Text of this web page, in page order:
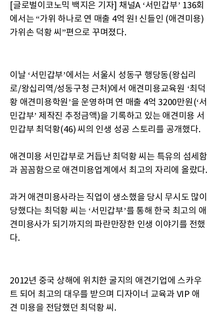
[글로벌이코노믹 백지은 기자] 채널A ‘서민갑부’ 136회
에서는 “가위 하나로 연 매출 4억 원! 신들인 (애견미용)
가위손 덕황 씨”편으로 꾸며졌다.
이날 ‘서민갑부’에서는 서울시 성동구 행당동(왕십리
로/왕십리역/성동구청 근처)에서 애견미용교육원 ‘최덕
황 애견미용학원’을 운영하며 연 매출 4억 3200만원(‘서
민갑부’ 제작진 추정금액)을 기록하고 있는 애견미용 서
민갑부 최덕황(46) 씨의 인생 성공 스토리를 공개했다.
애견미용 서민갑부로 거듭난 최덕황 씨는 특유의 섬세함
과 꼼꼼함으로 애견미용업계에서 최고의 자리에 올랐다.
과거 애견미용사라는 직업이 생소했을 당시 무시도 많이
당했다는 최덕황 씨는 ‘서민갑부’를 통해 한국 최고의 애
견미용사가 되기까지의 파란만장한 인생 이야기를 전했
다.
2012년 중국 상해에 위치한 굴지의 애견기업에 스카우
트 되어 최고의 대우를 받으며 디자이너 교육과 VIP 애
견 미용을 전담했던 최덕황 씨.